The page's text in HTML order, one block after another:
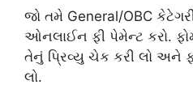
જો તમે General/OBC
ઓનલાઈન ફી પેમેન્ટ કરો.
તેનું પ્રિવ્યુ ચેક કરી લો અને
લો.